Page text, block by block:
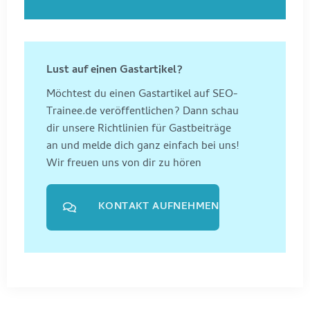
Lust auf einen Gastartikel?
Möchtest du einen Gastartikel auf SEO-
Trainee.de veröffentlichen? Dann schau
dir unsere Richtlinien für Gastbeiträge
an und melde dich ganz einfach bei uns!
Wir freuen uns von dir zu hören
KONTAKT AUFNEHMEN